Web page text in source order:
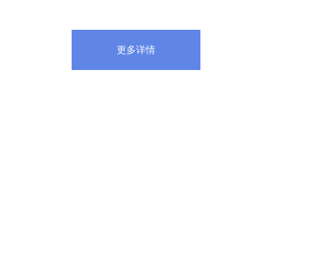
更多详情